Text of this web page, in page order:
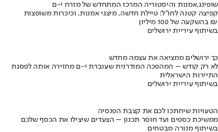
שופינג,אמנות והיסטוריה המרכז המתחדש של מזרח י-ם
קפיצה קטנה לחו"ל: טיילת חדשה, מיצגי אמנות, וכיכרות משופצות
בהשקעה של 100 מיליון ₪
בשיתוף עיריית ירושלים
כך ירושלים ממציאה את עצמה מחדש
לא רק קודש – המהפכה המודרנית שעוברת י-ם מחזירה אותה לפסגת
התיירות הישראלית
בשיתוף עיריית ירושלים
הטעויות שיחתכו לכם את קצבת הפנסיה
ממשיכת כספים ועד חוסר תכנון – הצעדים שיצילו את הכסף שלכם
בשיתוף מנורה מבטחים